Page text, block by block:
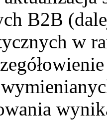
B2B
w